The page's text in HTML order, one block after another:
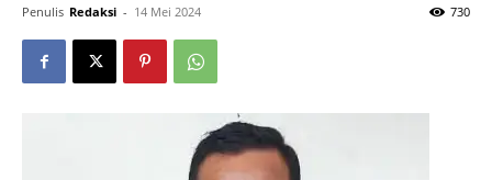
Penulis Redaksi - 14 Mei 2024 730